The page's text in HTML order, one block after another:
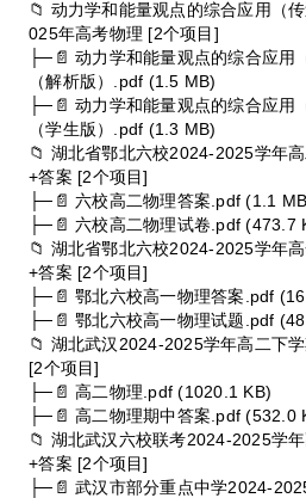
📁 动力学和能量观点的综合应用（
025年高考物理 [2个项目]
├─📄 动力学和能量观点的综合应用
（解析版）.pdf (1.5 MB)
├─📄 动力学和能量观点的综合应用
（学生版）.pdf (1.3 MB)
📁 湖北省鄂北六校2024-2025学年
+答案 [2个项目]
├─📄 六校高二物理答案.pdf (1.1
├─📄 六校高二物理试卷.pdf (473.7
📁 湖北省鄂北六校2024-2025学年
+答案 [2个项目]
├─📄 鄂北六校高一物理答案.pdf
├─📄 鄂北六校高一物理试题.pdf
📁 湖北武汉2024-2025学年高二下
[2个项目]
├─📄 高二物理.pdf (1020.1 KB)
├─📄 高二物理期中答案.pdf (532.0
📁 湖北武汉六校联考2024-2025学
+答案 [2个项目]
├─📄 武汉市部分重点中学2024-